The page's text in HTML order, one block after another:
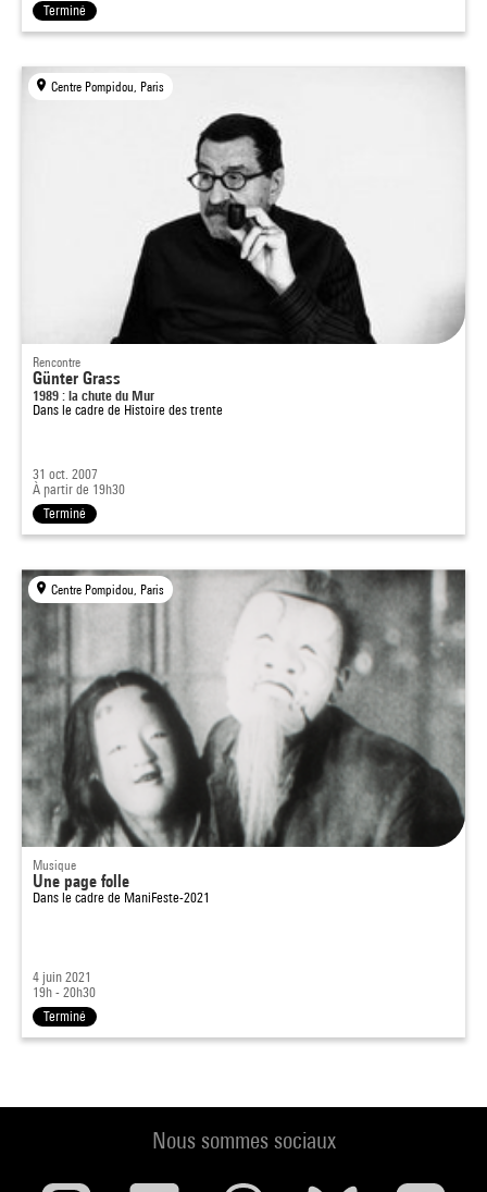
Terminé
Centre Pompidou, Paris
Rencontre
Günter Grass
1989 : la chute du Mur
Dans le cadre de Histoire des trente
31 oct. 2007
À partir de 19h30
Terminé
Centre Pompidou, Paris
Musique
Une page folle
Dans le cadre de ManiFeste-2021
4 juin 2021
19h - 20h30
Terminé
Nous sommes sociaux